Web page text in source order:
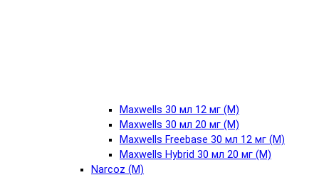
Maxwells 30 мл 12 мг (М)
Maxwells 30 мл 20 мг (М)
Maxwells Freebase 30 мл 12 мг (М)
Maxwells Hybrid 30 мл 20 мг (М)
Narcoz (М)